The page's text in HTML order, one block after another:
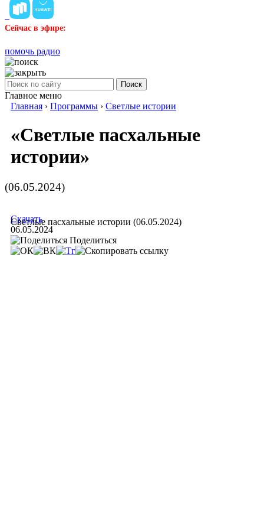
Сейчас в эфире:
помочь радио
Поиск
Главное меню
Главная › Программы › Светлые истории
«Светлые пасхальные
истории»
(06.05.2024)
Светлые пасхальные истории (06.05.2024)
Скачать
06.05.2024
Поделиться